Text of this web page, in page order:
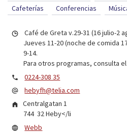
Cafeterías
Conferencias
Café de Greta v.29-31 (16 julio-2
Jueves 11-20 (noche de comida
9-14.
Para otros programas, consulta
0224-308 35
hebyfh@telia.com
Centralgatan 1
744 32Heby</li
Webb